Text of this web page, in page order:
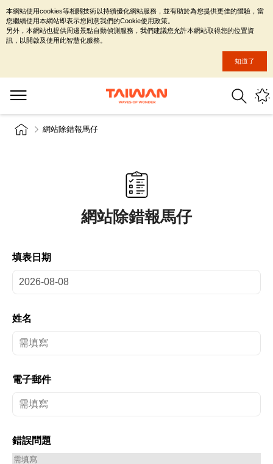
網站除錯報馬仔
網站除錯報馬仔
填表日期
姓名
電子郵件
錯誤問題
本網站使用cookies等相關技術以持續優化網站服務，並有助於為您提供更佳的體驗，當
您繼續使用本網站即表示您同意我們的Cookie使用政策。
另外，本網站也提供周邊景點自動偵測服務，我們建議您允許本網站取得您的位置資
訊，以開啟及使用此智慧化服務。
知道了